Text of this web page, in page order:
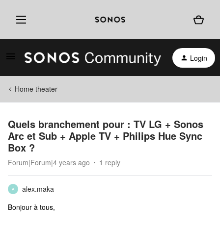
Login
Home theater
Quels branchement pour : TV LG + Sonos
Arc et Sub + Apple TV + Philips Hue Sync
Box ?
Forum|Forum|4 years ago 1 reply
A
alex.maka
Bonjour à tous,